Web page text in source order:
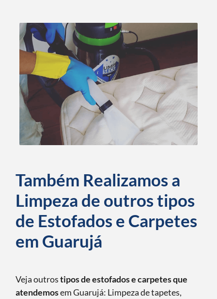
Também Realizamos a
Limpeza de outros tipos
de Estofados e Carpetes
em Guarujá
Veja outrostipos de estofados e carpetes que
atendemosem Guarujá: Limpeza de tapetes,